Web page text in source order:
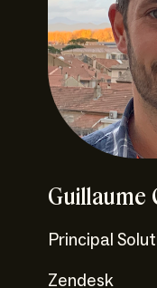
Guillaume
Principal
Zendesk